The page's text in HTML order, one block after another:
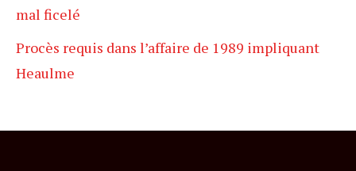
mal ficelé
Procès requis dans l’affaire de 1989 impliquant
Heaulme